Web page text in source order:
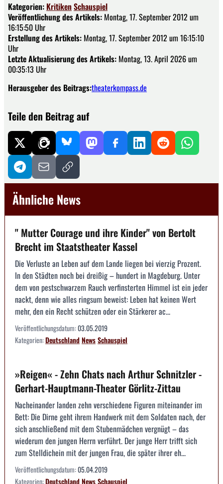
Kategorien: KritikenSchauspiel
Veröffentlichung des Artikels: Montag, 17. September 2012 um
16:15:50 Uhr
Erstellung des Artikels: Montag, 17. September 2012 um 16:15:10
Uhr
Letzte Aktualisierung des Artikels: Montag, 13. April 2026 um
00:35:13 Uhr
Herausgeber des Beitrags:theaterkompass.de
Teile den Beitrag auf
Ähnliche News
" Mutter Courage und ihre Kinder" von Bertolt
Brecht im Staatstheater Kassel
Die Verluste an Leben auf dem Lande liegen bei vierzig Prozent.
In den Städten noch bei dreißig – hundert in Magdeburg. Unter
dem von pestschwarzem Rauch verfinsterten Himmel ist ein jeder
nackt, denn wie alles ringsum beweist: Leben hat keinen Wert
mehr, den ein Recht schützen oder ein Stärkerer ac...
Veröffentlichungsdatum:03.05.2019
Kategorien:DeutschlandNewsSchauspiel
»Reigen« - Zehn Chats nach Arthur Schnitzler -
Gerhart-Hauptmann-Theater Görlitz-Zittau
Nacheinander landen zehn verschiedene Figuren miteinander im
Bett: Die Dirne geht ihrem Handwerk mit dem Soldaten nach, der
sich anschließend mit dem Stubenmädchen vergnügt – das
wiederum den jungen Herrn verführt. Der junge Herr trifft sich
zum Stelldichein mit der jungen Frau, die später ihrer eh...
Veröffentlichungsdatum:05.04.2019
Kategorien:DeutschlandNewsSchauspiel